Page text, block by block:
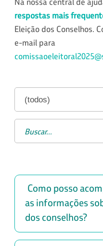
respostas mais
Eleição dos Conselhos.
e-mail para
Como posso
as informações
dos conselhos?